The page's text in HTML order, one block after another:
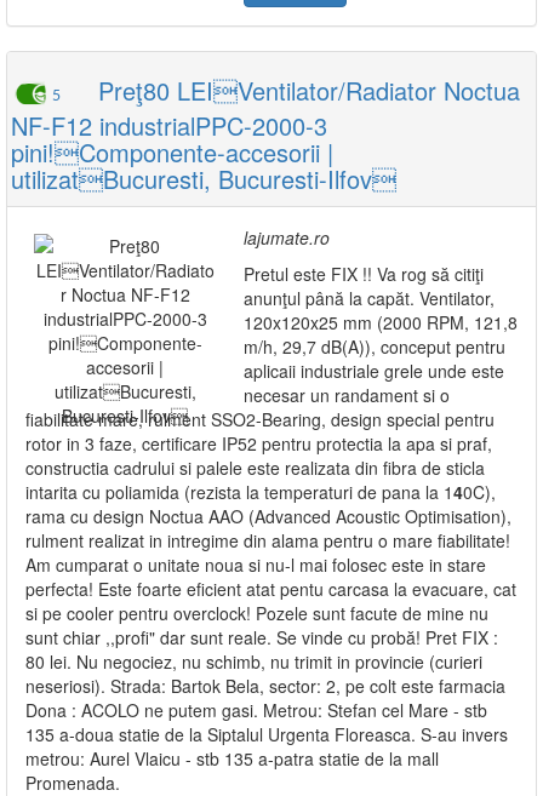
5
Preţ80 LEIVentilator/Radiator Noctua
NF-F12 industrialPPC-2000-3
pini!Componente-accesorii |
utilizatBucuresti, Bucuresti-Ilfov
lajumate.ro
Pretul este FIX !! Va rog să citiţi
anunţul până la capăt. Ventilator,
120x120x25 mm (2000 RPM, 121,8
m/h, 29,7 dB(A)), conceput pentru
aplicaii industriale grele unde este
necesar un randament si o
fiabilitate mare, rulment SSO2-Bearing, design special pentru
rotor in 3 faze, certificare IP52 pentru protectia la apa si praf,
constructia cadrului si palele este realizata din fibra de sticla
intarita cu poliamida (rezista la temperaturi de pana la 140C),
rama cu design Noctua AAO (Advanced Acoustic Optimisation),
rulment realizat in intregime din alama pentru o mare fiabilitate!
Am cumparat o unitate noua si nu-l mai folosec este in stare
perfecta! Este foarte eficient atat pentu carcasa la evacuare, cat
si pe cooler pentru overclock! Pozele sunt facute de mine nu
sunt chiar ,,profi" dar sunt reale. Se vinde cu probă! Pret FIX :
80 lei. Nu negociez, nu schimb, nu trimit in provincie (curieri
neseriosi). Strada: Bartok Bela, sector: 2, pe colt este farmacia
Dona : ACOLO ne putem gasi. Metrou: Stefan cel Mare - stb
135 a-doua statie de la Siptalul Urgenta Floreasca. S-au invers
metrou: Aurel Vlaicu - stb 135 a-patra statie de la mall
Promenada.